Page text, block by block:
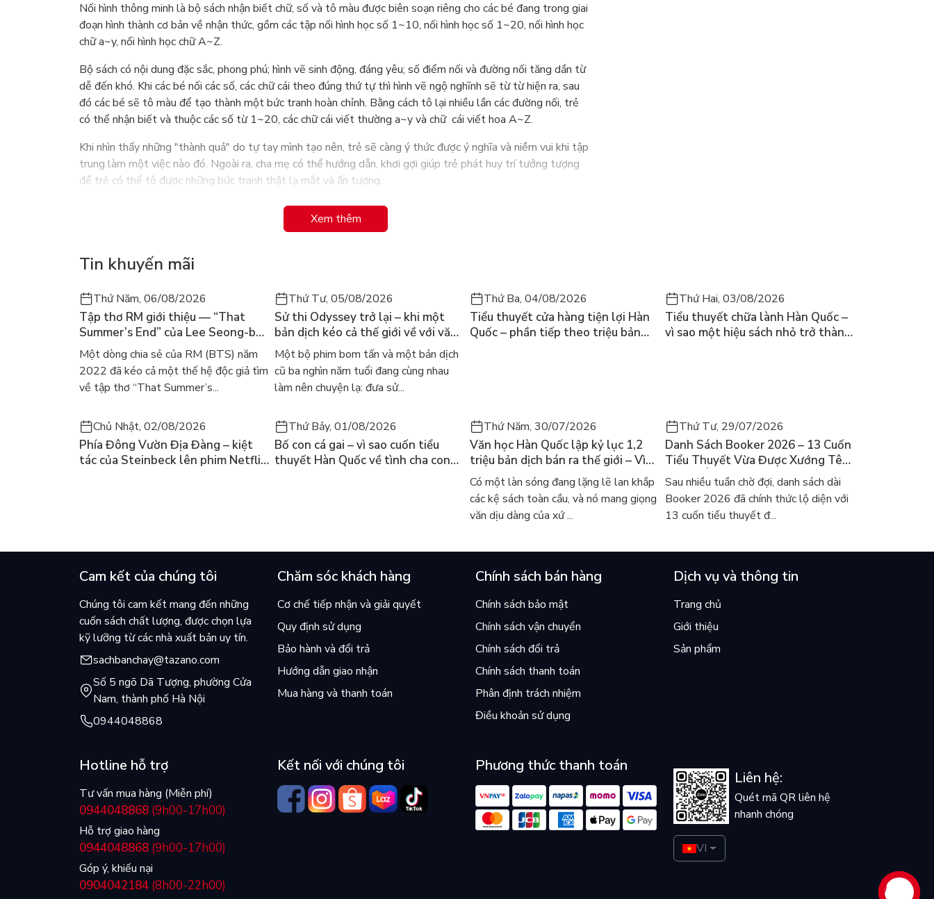
Nối hình thông minh là bộ sách nhận biết chữ, số và tô màu được biên soạn riêng cho các bé đang trong giai
đoạn hình thành cơ bản về nhận thức, gồm các tập nối hình học số 1~10, nối hình học số 1~20, nối hình học
chữ a~y, nối hình học chữ A~Z.
Bộ sách có nội dung đặc sắc, phong phú; hình vẽ sinh động, đáng yêu; số điểm nối và đường nối tăng dần từ
dễ đến khó. Khi các bé nối các số, các chữ cái theo đúng thứ tự thì hình vẽ ngộ nghĩnh sẽ từ từ hiện ra, sau
đó các bé sẽ tô màu để tạo thành một bức tranh hoàn chỉnh. Bằng cách tô lại nhiều lần các đường nối, trẻ
có thể nhận biết và thuộc các số từ 1~20, các chữ cái viết thường a~y và chữ cái viết hoa A~Z.
Khi nhìn thấy những "thành quả" do tự tay mình tạo nên, trẻ sẽ càng ý thức được ý nghĩa và niềm vui khi tập
trung làm một việc nào đó. Ngoài ra, cha mẹ có thể hướng dẫn, khơi gợi giúp trẻ phát huy trí tưởng tượng
để trẻ có thể tô được những bức tranh thật lạ mắt và ấn tượng.
Xem thêm
Tin khuyến mãi
Thứ Năm, 06/08/2026
Tập thơ RM giới thiệu — “That
Summer’s End” của Lee Seong-bok
ra mắt bản tiếng Anh sau 4 năm
gây sốt
Một dòng chia sẻ của RM (BTS) năm
2022 đã kéo cả một thế hệ độc giả tìm
về tập thơ “That Summer’s...
Thứ Tư, 05/08/2026
Sử thi Odyssey trở lại – khi một
bản dịch kéo cả thế giới về với văn
học kinh điển
Một bộ phim bom tấn và một bản dịch
cũ ba nghìn năm tuổi đang cùng nhau
làm nên chuyện lạ: đưa sử...
Thứ Ba, 04/08/2026
Tiểu thuyết cửa hàng tiện lợi Hàn
Quốc – phần tiếp theo triệu bản
Thứ Hai, 03/08/2026
Tiểu thuyết chữa lành Hàn Quốc –
vì sao một hiệu sách nhỏ trở thành
Chủ Nhật, 02/08/2026
Phía Đông Vườn Địa Đàng – kiệt
tác của Steinbeck lên phim Netflix
Thứ Bảy, 01/08/2026
Bố con cá gai – vì sao cuốn tiểu
thuyết Hàn Quốc về tình cha con
Thứ Năm, 30/07/2026
Văn học Hàn Quốc lập kỷ lục 1,2
triệu bản dịch bán ra thế giới – Vì
sao cả thế giới đang đọc sách Hàn?
Có một làn sóng đang lặng lẽ lan khắp
các kệ sách toàn cầu, và nó mang giọng
văn dịu dàng của xứ ...
Thứ Tư, 29/07/2026
Danh Sách Booker 2026 – 13 Cuốn
Tiểu Thuyết Vừa Được Xướng Tên
Và Gợi Ý Đọc Cho Người Việt
Sau nhiều tuần chờ đợi, danh sách dài
Booker 2026 đã chính thức lộ diện với
13 cuốn tiểu thuyết đ...
Cam kết của chúng tôi
Chúng tôi cam kết mang đến những
cuốn sách chất lượng, được chọn lựa
kỹ lưỡng từ các nhà xuất bản uy tín.
sachbanchay@tazano.com
Số 5 ngõ Dã Tượng, phường Cửa
Nam, thành phố Hà Nội
0944048868
Chăm sóc khách hàng
Cơ chế tiếp nhận và giải quyết
Quy định sử dụng
Bảo hành và đổi trả
Hướng dẫn giao nhận
Mua hàng và thanh toán
Chính sách bán hàng
Chính sách bảo mật
Chính sách vận chuyển
Chính sách đổi trả
Chính sách thanh toán
Phân định trách nhiệm
Điều khoản sử dụng
Dịch vụ và thông tin
Trang chủ
Giới thiệu
Sản phẩm
Hotline hỗ trợ
Tư vấn mua hàng (Miễn phí)
0944048868 (9h00-17h00)
Hỗ trợ giao hàng
0944048868 (9h00-17h00)
Góp ý, khiếu nại
0904042184 (8h00-22h00)
Kết nối với chúng tôi Phương thức thanh toán
Liên hệ:
Quét mã QR liên hệ
nhanh chóng
VI